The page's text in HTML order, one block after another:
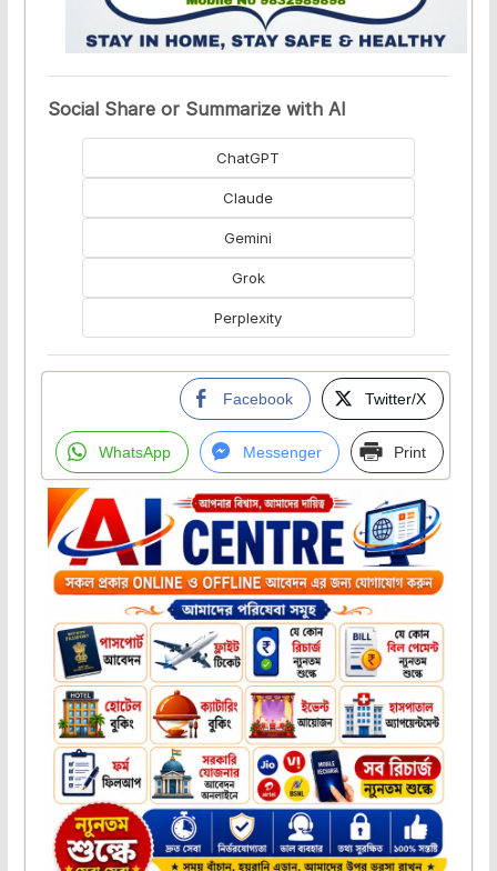
Social Share or Summarize with AI
ChatGPT
Claude
Gemini
Grok
Perplexity
Facebook Twitter/X
WhatsApp Messenger Print